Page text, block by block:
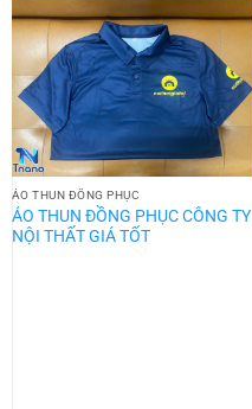
ÁO THUN ĐỒNG PHỤC
ÁO THUN ĐỒNG PHỤC CÔNG TY
NỘI THẤT GIÁ TỐT